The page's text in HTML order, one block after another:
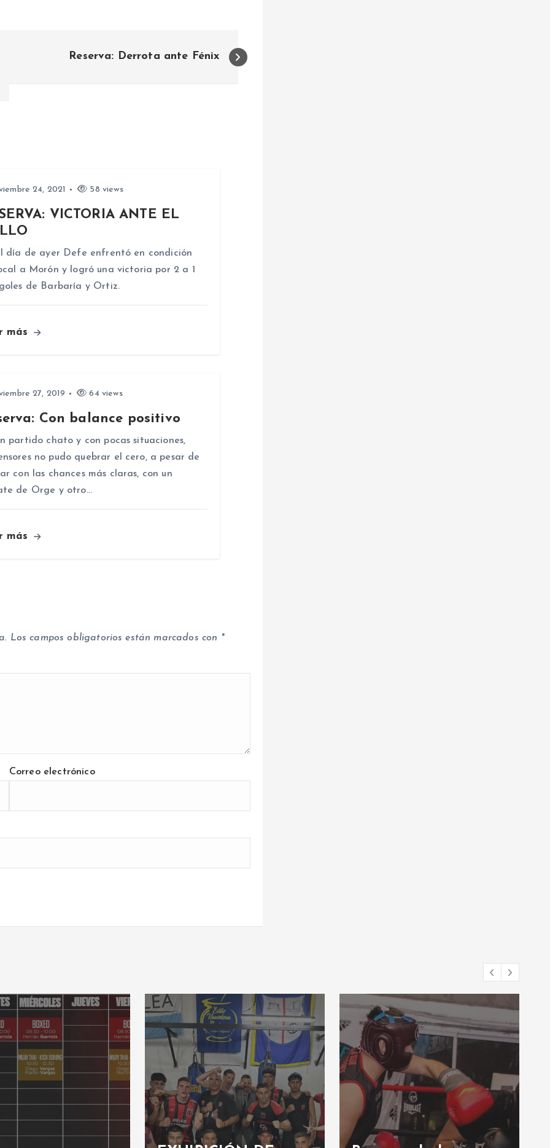
Reserva: Derrota ante Fénix
24, 2021 58 views
VICTORIA ANTE EL
día de ayer Defe enfrentó en condición
a Morón y logró una victoria por 2 a 1
de Barbaría y Ortiz.
más
27, 2019 64 views
Con balance positivo
partido chato y con pocas situaciones,
no pudo quebrar el cero, a pesar de
con las chances más claras, con un
de Orge y otro…
más
Los campos obligatorios están marcados con *
Correo electrónico